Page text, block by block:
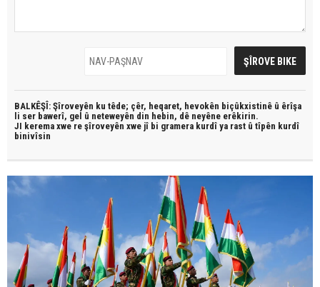
BALKÊŞÎ: Şîroveyên ku têde; çêr, heqaret, hevokên biçûkxistinê û êrîşa
li ser bawerî, gel û neteweyên din hebin, dê neyêne erêkirin.
JI kerema xwe re şîroveyên xwe jî bi gramera kurdî ya rast û tîpên kurdî
binivîsin